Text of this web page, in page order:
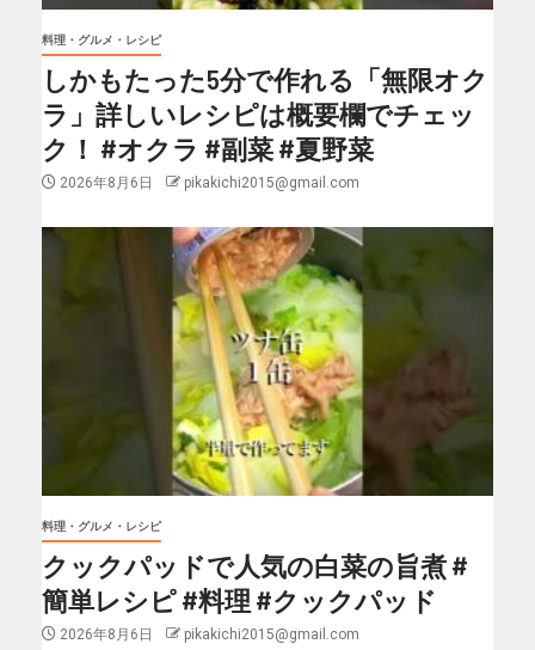
料理・グルメ・レシピ
しかもたった5分で作れる「無限オク
ラ」詳しいレシピは概要欄でチェッ
ク！ #オクラ #副菜 #夏野菜
2026年8月6日 pikakichi2015@gmail.com
料理・グルメ・レシピ
クックパッドで人気の白菜の旨煮 #
簡単レシピ #料理 #クックパッド
2026年8月6日 pikakichi2015@gmail.com